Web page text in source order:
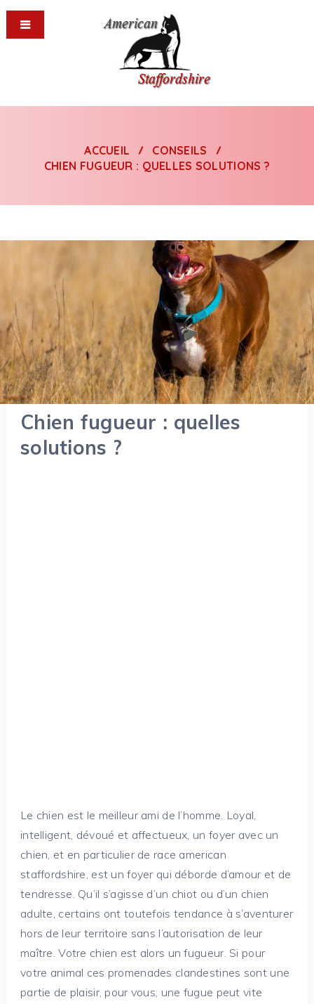
ACCUEIL
CONSEILS
CHIEN FUGUEUR : QUELLES SOLUTIONS ?
Chien fugueur : quelles
solutions ?
Le chien est le meilleur ami de l’homme. Loyal,
intelligent, dévoué et affectueux, un foyer avec un
chien, et en particulier de race american
staffordshire, est un foyer qui déborde d’amour et de
tendresse. Qu’il s’agisse d’un chiot ou d’un chien
adulte, certains ont toutefois tendance à s’aventurer
hors de leur territoire sans l’autorisation de leur
maître. Votre chien est alors un fugueur. Si pour
votre animal ces promenades clandestines sont une
partie de plaisir, pour vous, une fugue peut vite